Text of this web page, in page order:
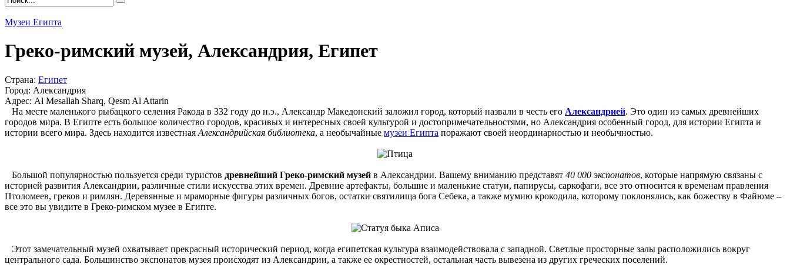
Музеи Египта
Греко-римский музей, Александрия, Египет
Страна: Египет
Город: Александрия
Адрес: Al Mesallah Sharq, Qesm Al Attarin
На месте маленького рыбацкого селения Ракода в 332 году до н.э., Александр Македонский заложил город, который назвали в честь его Александрией. Это один из самых древнейших
городов мира. В Египте есть большое количество городов, красивых и интересных своей культурой и достопримечательностями, но Александрия особенный город, для истории Египта и
истории всего мира. Здесь находится известная Александрийская библиотека, а необычайные музеи Египта поражают своей неординарностью и необычностью.
Большой популярностью пользуется среди туристов древнейший Греко-римский музей в Александрии. Вашему вниманию представят 40 000 экспонатов, которые напрямую связаны с
историей развития Александрии, различные стили искусства этих времен. Древние артефакты, большие и маленькие статуи, папирусы, саркофаги, все это относится к временам правления
Птоломеев, греков и римлян. Деревянные и мраморные фигуры различных богов, остатки святилища бога Себека, а также мумию крокодила, которому поклонялись, как божеству в Файюме –
все это вы увидите в Греко-римском музее в Египте.
Этот замечательный музей охватывает прекрасный исторический период, когда египетская культура взаимодействовала с западной. Светлые просторные залы расположились вокруг
центрального сада. Большинство экспонатов музея происходят из Александрии, а также ее окрестностей, остальная часть вывезена из других греческих поселений.